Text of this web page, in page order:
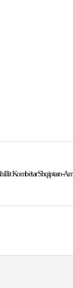
Kombëtar Shqiptaro-